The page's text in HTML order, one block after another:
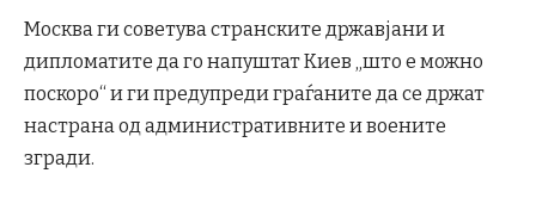
Москва ги советува странските државјани и
дипломатите да го напуштат Киев „што е можно
поскоро“ и ги предупреди граѓаните да се држат
настрана од административните и воените
згради.